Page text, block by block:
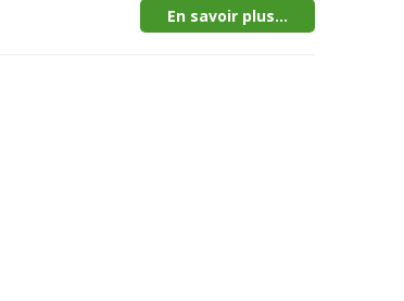
En savoir plus...